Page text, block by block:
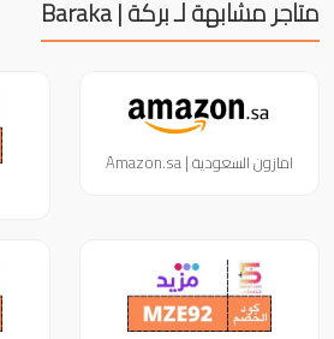
متاجر مشابهة لـ بركة | Baraka
امازون السعودية | Amazon.sa